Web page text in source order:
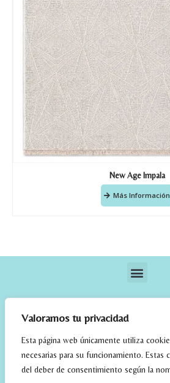
Valoramos tu privacidad
Esta página web únicamente utiliza
necesarias para su funcionamiento. Estas
del deber de consentimiento según la
New Age Impala
Más Información
elrincondefehmi.com © 2023.